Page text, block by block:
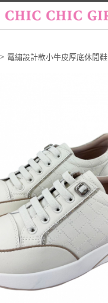
電繡設計款小牛皮厚底休閒鞋